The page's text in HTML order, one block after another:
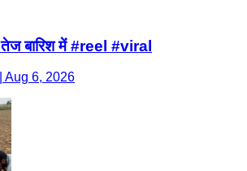
बारिश में #reel #viral
Aug 6, 2026